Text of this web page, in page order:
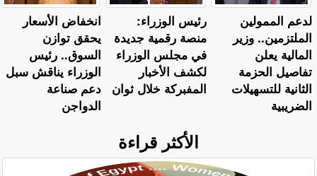
انخفاض الأسعار
يحقق توازن
السوق.. رئيس
الوزراء يناقش سبل
دعم صناعة
الدواجن
رئيس الوزراء:
منصة رقمية جديدة
في مجلس الوزراء
لكشف الأخبار
المفبركة خلال ثوان
لدعم الممولين
الملتزمين.. وزير
المالية يعلن
تفاصيل الحزمة
الثانية للتسهيلات
الضريبية
الأكثر قراءة